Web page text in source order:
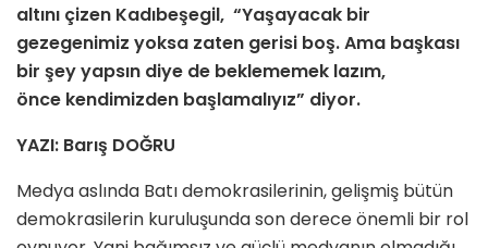
altını çizen Kadıbeşegil, “Yaşayacak bir
gezegenimiz yoksa zaten gerisi boş. Ama başkası
bir şey yapsın diye de beklememek lazım,
önce kendimizden başlamalıyız” diyor.
YAZI: Barış DOĞRU
Medya aslında Batı demokrasilerinin, gelişmiş bütün
demokrasilerin kuruluşunda son derece önemli bir rol